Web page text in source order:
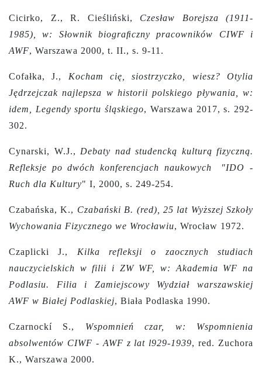
Cicirko, Z., R. Cieśliński, Czesław Borejsza (1911-
1985), w: Słownik biograﬁczny pracowników CIWF i
AWF, Warszawa 2000, t. II., s. 9-11.
Cofałka, J., Kocham cię, siostrzyczko, wiesz? Otylia
Jędrzejczak najlepsza w historii polskiego pływania, w:
idem, Legendy sportu śląskiego, Warszawa 2017, s. 292-
302.
Cynarski, W.J., Debaty nad studencką kulturą fizyczną.
Refleksje po dwóch konferencjach naukowych
"IDO -
Ruch dla Kultury" I, 2000, s. 249-254.
Czabańska, K., Czabański B. (red), 25 lat Wyższej Szkoły
Wychowania Fizycznego we Wrocławiu, Wrocław 1972.
Czaplicki J., Kilka refleksji o zaocznych studiach
nauczycielskich w filii i ZW WF, w: Akademia WF na
Podlasiu. Filia i Zamiejscowy Wydział warszawskiej
AWF w Białej Podlaskiej, Biała Podlaska 1990.
Czarnockí S., Wspomnień czar, w: Wspomnienia
absolwentów CIWF - AWF z lat l929-1939, red. Zuchora
K., Warszawa 2000.